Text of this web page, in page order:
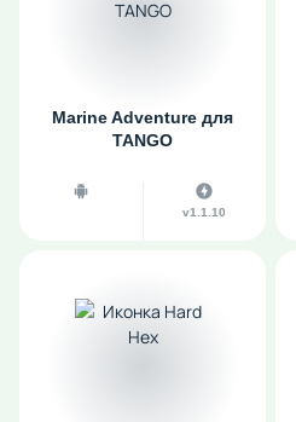
Marine Adventure для
TANGO
v1.1.10